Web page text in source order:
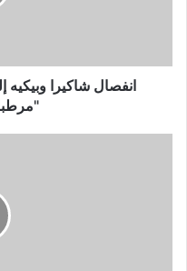
"مرطبان
المُربى"؟انفصال شاكيرا وبيكيه